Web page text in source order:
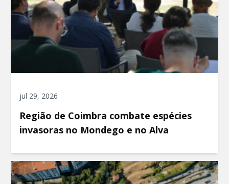
jul 29, 2026
Região de Coimbra combate espécies
invasoras no Mondego e no Alva